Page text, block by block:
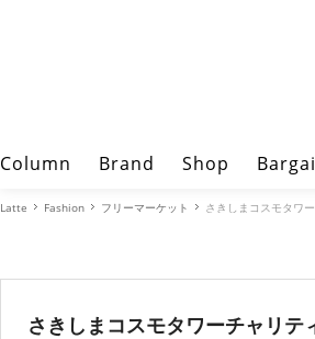
Column Brand Shop
Latte Fashion フリーマーケット さきしまコスモタワ
さきしまコスモタワーチャリテ